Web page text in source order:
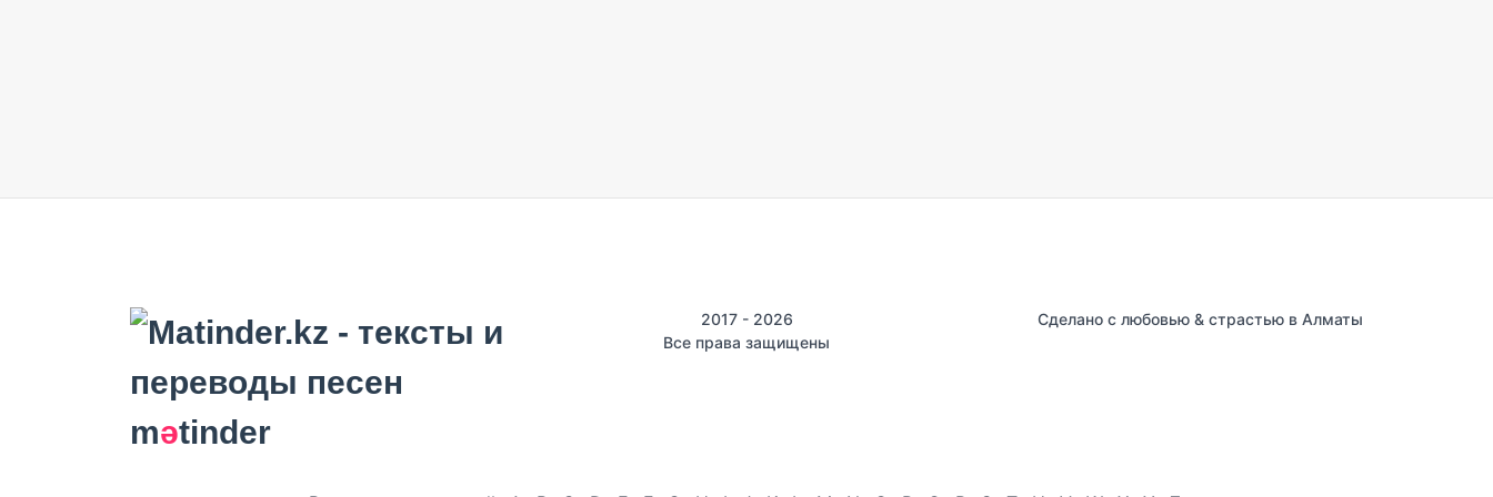
mәtinder
2017 - 2026
Все права защищены
Сделано с любовью & страстью в Алматы